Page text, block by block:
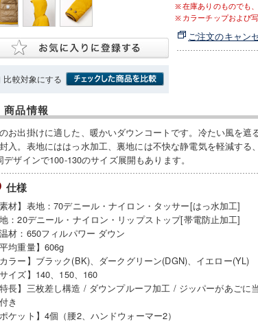
比較対象にする
在庫ありのものでも
カラーチップおよび
ご注文のキャン
商品情報
お出掛けに適した、暖かいダウンコートです。冷たい風を遮
入。表地にははっ水加工、裏地には不快な静電気を軽減する
デザインで100-130のサイズ展開もあります。
仕様
素材】表地：70デニール・ナイロン・タッサー[はっ水加工]
：20デニール・ナイロン・リップストップ[帯電防止加工]
材：650フィルパワー ダウン
平均重量】606g
カラー】ブラック(BK)、ダークグリーン(DGN)、イエロー(YL)
サイズ】140、150、160
特長】三枚差し構造 / ダウンプルーフ加工 / ジッパーがあご
き
ポケット】4個（腰2、ハンドウォーマー2）